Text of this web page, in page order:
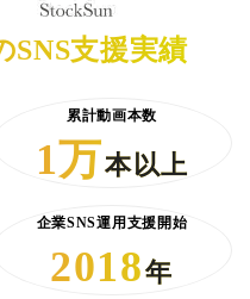
SNS支援実績
累計動画本数
1万本以上
企業SNS運用支援開始
2018年